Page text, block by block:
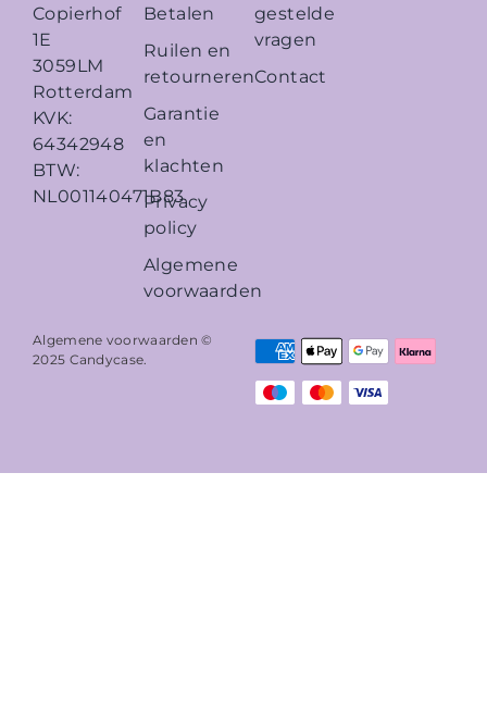
Copierhof
1E
3059LM
Rotterdam
KVK:
64342948
BTW:
NL001140471B83
Betalen
Ruilen en
retourneren
Garantie
en
klachten
Privacy
policy
Algemene
voorwaarden
gestelde
vragen
Contact
Algemene voorwaarden ©
2025 Candycase.